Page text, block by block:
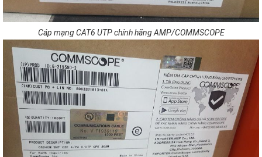
Cáp mạng CAT6 UTP chính hãng AMP/COMMSCOPE